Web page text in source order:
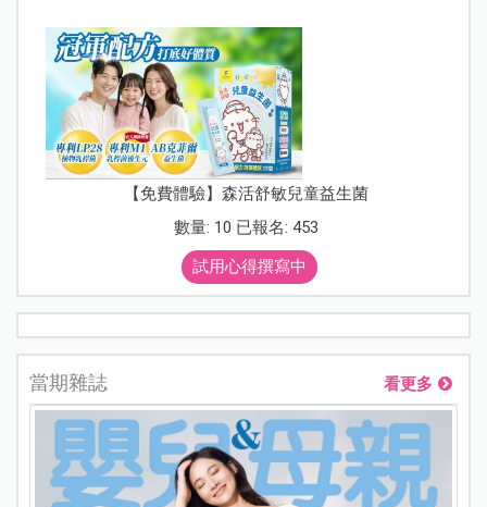
【免費體驗】森活舒敏兒童益生菌
數量: 10 已報名: 453
試用心得撰寫中
當期雜誌 看更多